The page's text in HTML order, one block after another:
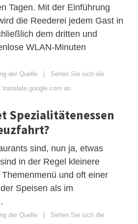
Tagen. Mit der Einführung
die Reederei jedem Gast in
dem dritten und
WLAN-Minuten
der Quelle | Sehen Sie sich die
an
Spezialitätenessen
sind, nun ja, etwas
in der Regel kleinere
und oft einer
Speisen als im
der Quelle | Sehen Sie sich die